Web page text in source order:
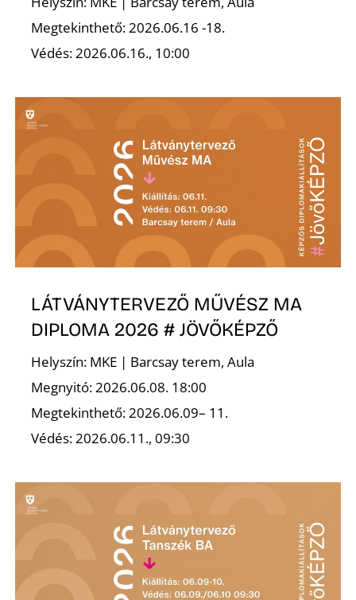
Megtekinthető: 2026.06.16 -18.
Védés: 2026.06.16., 10:00
LÁTVÁNYTERVEZŐ MŰVÉSZ MA
DIPLOMA 2026 # JÖVŐKÉPZŐ
Helyszín: MKE | Barcsay terem, Aula
Megnyitó: 2026.06.08. 18:00
Megtekinthető: 2026.06.09– 11.
Védés: 2026.06.11., 09:30